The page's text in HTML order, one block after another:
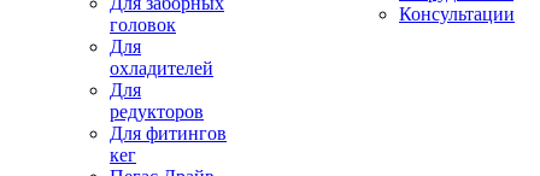
головок
Для
охладителей
Для
редукторов
Для фитингов
кег
Консультации